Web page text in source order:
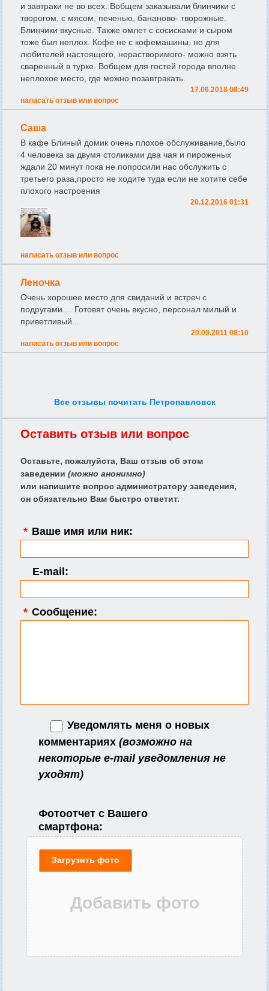
и завтраки не во всех. Вобщем заказывали блинчики с
творогом, с мясом, печенью, бананово- творожные.
Блинчики вкусные. Также омлет с сосисками и сыром
тоже был неплох. Кофе не с кофемашины, но для
любителей настоящего, нерастворимого- можно взять
сваренный в турке. Вобщем для гостей города вполне
неплохое место, где можно позавтракать.
17.06.2018 08:49
написать отзыв или вопрос
Саша
В кафе Блиный домик очень плохое обслуживание,было
4 человека за двумя столиками два чая и пироженых
ждали 20 минут пока не попросили нас обслужить с
третьего раза,просто не ходите туда если не хотите себе
плохого настроения
20.12.2016 01:31
написать отзыв или вопрос
Леночка
Очень хорошее место для свиданий и встреч с
подругами.... Готовят очень вкусно, персонал милый и
приветливый...
20.09.2011 08:10
написать отзыв или вопрос
Все отзывы почитать Петропавловск
Оставить отзыв или вопрос
Оставьте, пожалуйста, Ваш отзыв об этом
заведении (можно анонимно)
или напишите вопрос администратору заведения,
он обязательно Вам быстро ответит.
* Ваше имя или ник:
E-mail:
* Сообщение:
Уведомлять меня о новых
комментариях (возможно на
некоторые e-mail уведомления не
уходят)
Фотоотчет с Вашего
смартфона:
Загрузить фото